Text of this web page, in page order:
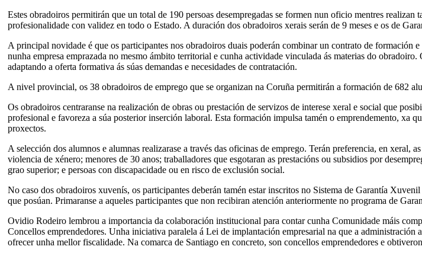
Estes obradoiros permitirán que un total de 190 persoas desempregadas se formen nun oficio mentres
profesionalidade con validez en todo o Estado. A duración dos obradoiros xerais serán de 9 meses e os de
A principal novidade é que os participantes nos obradoiros duais poderán combinar un contrato de formación
nunha empresa emprazada no mesmo ámbito territorial e cunha actividade vinculada ás materias do
adaptando a oferta formativa ás súas demandas e necesidades de contratación.
A nivel provincial, os 38 obradoiros de emprego que se organizan na Coruña permitirán a formación de 682
Os obradoiros centraranse na realización de obras ou prestación de servizos de interese xeral e social que
profesional e favoreza a súa posterior inserción laboral. Esta formación impulsa tamén o emprendemento, xa
proxectos.
A selección dos alumnos e alumnas realizarase a través das oficinas de emprego. Terán preferencia, en
violencia de xénero; menores de 30 anos; traballadores que esgotaran as prestacións ou subsidios por
grao superior; e persoas con discapacidade ou en risco de exclusión social.
No caso dos obradoiros xuvenís, os participantes deberán tamén estar inscritos no Sistema de Garantía
que posúan. Primaranse a aqueles participantes que non recibiran atención anteriormente no programa de
Ovidio Rodeiro lembrou a importancia da colaboración institucional para contar cunha Comunidade máis
Concellos emprendedores. Unha iniciativa paralela á Lei de implantación empresarial na que a
ofrecer unha mellor fiscalidade. Na comarca de Santiago en concreto, son concellos emprendedores e